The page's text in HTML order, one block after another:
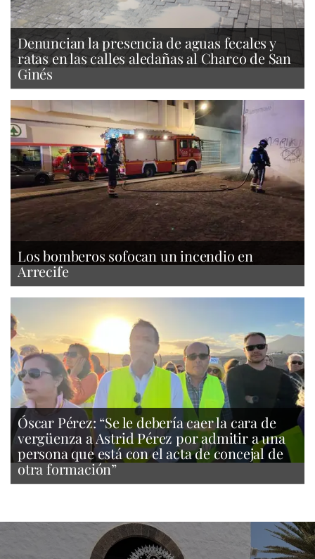
Denuncian la presencia de aguas fecales y
ratas en las calles aledañas al Charco de San
Ginés
Los bomberos sofocan un incendio en
Arrecife
Óscar Pérez: “Se le debería caer la cara de
vergüenza a Astrid Pérez por admitir a una
persona que está con el acta de concejal de
otra formación”